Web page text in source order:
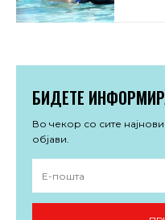
БИДЕТЕ
Во чекор со сите
објави.